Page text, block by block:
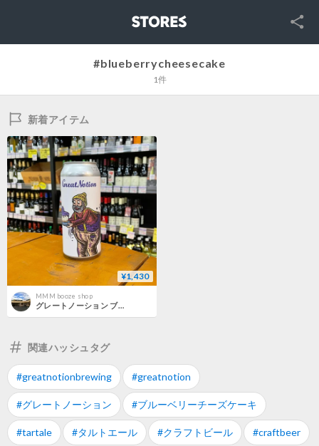
SNS
#blueberrycheesecake
1件
新着アイテム
¥1,430
MMM booze shop
グレートノーション ブルーベリーチーズケーキ タルトエール ( Great Notion Brewing / Blueberry Cheese Cake Tart Ale )
関連ハッシュタグ
#greatnotionbrewing #greatnotion
#グレートノーション #ブルーベリーチーズケーキ
#tartale #タルトエール #クラフトビール #craftbeer